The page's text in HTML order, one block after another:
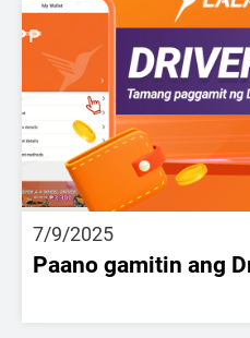
7/9/2025
Paano gamitin ang